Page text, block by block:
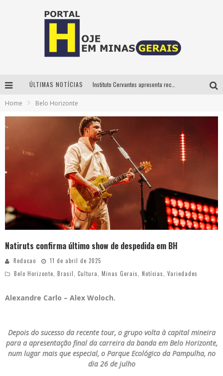
ÚLTIMAS NOTÍCIAS
Projeta Cultura abre inscrições gratuitas em São João del-Rei para oficinas de elaboração de projetos culturais e inteligência artificial
Home Belo Horizonte
Natiruts confirma último show de despedida em BH
Redacao
11 de abril de 2025
Belo Horizonte, Brasil, Cultura, Minas Gerais, Notícias, Variedades
Alexandre Carlo – Alex Woloch.
Depois do sucesso da recente tour, o grupo volta à capital mineira
para a apresentação final da carreira da banda em Belo Horizonte,
num lugar mais que especial, o Parque Ecológico da Pampulha, no
dia 26 de julho